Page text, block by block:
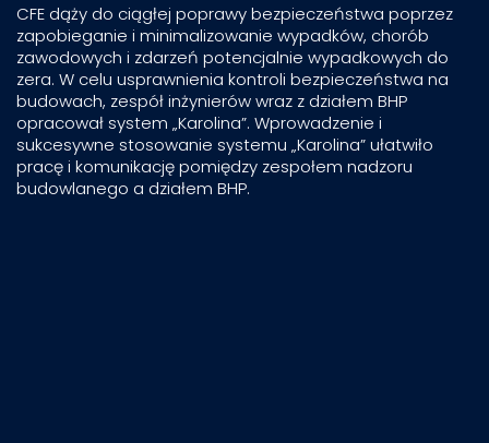
CFE dąży do ciągłej poprawy bezpieczeństwa poprzez
zapobieganie i minimalizowanie wypadków, chorób
zawodowych i zdarzeń potencjalnie wypadkowych do
zera. W celu usprawnienia kontroli bezpieczeństwa na
budowach, zespół inżynierów wraz z działem BHP
opracował system „Karolina”. Wprowadzenie i
sukcesywne stosowanie systemu „Karolina” ułatwiło
pracę i komunikację pomiędzy zespołem nadzoru
budowlanego a działem BHP.